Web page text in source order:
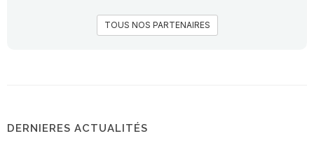
TOUS NOS PARTENAIRES
DERNIERES ACTUALITÉS